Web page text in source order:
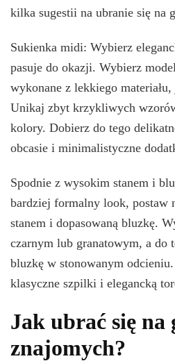
kilka sugestii na ubranie się na
Sukienka midi: Wybierz
pasuje do okazji. Wybierz
wykonane z lekkiego
Unikaj zbyt krzykliwych
kolory. Dobierz do tego
obcasie i minimalistyczne
Spodnie z wysokim stanem i
bardziej formalny look, postaw
stanem i dopasowaną bluzkę.
czarnym lub granatowym, a do
bluzkę w stonowanym
klasyczne szpilki i elegancką
Jak ubrać się na
znajomych?